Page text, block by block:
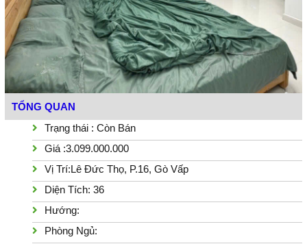
TỔNG QUAN
Trạng thái : Còn Bán
Giá :3.099.000.000
Vị Trí:Lê Đức Thọ, P.16, Gò Vấp
Diện Tích: 36
Hướng:
Phòng Ngủ: